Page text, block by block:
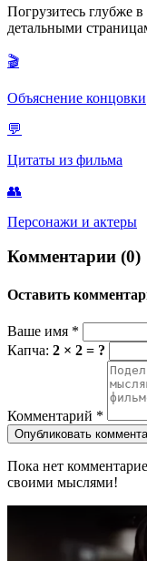
постоянным
который в него
Погрузитесь глубже
детальными
🎬
Объяснение концовки
💬
Цитаты из фильма
👥
Персонажи и актеры
Комментарии (0)
Оставить
Ваше имя *
Капча: 2 × 2 = ?
Комментарий *
Опубликовать
Пока нет
своими мыслями!